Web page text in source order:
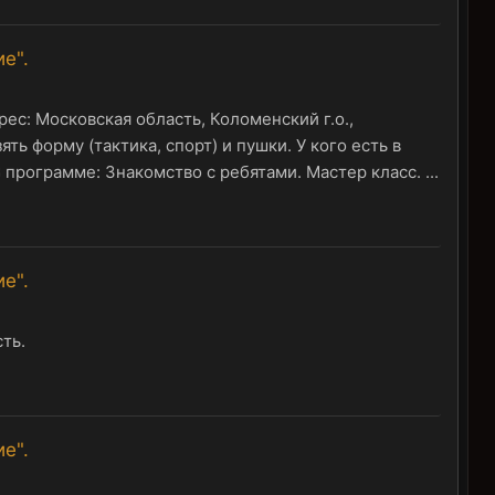
Московская область, Коломенский г.о.,
форму (тактика, спорт) и пушки. У кого есть в
Знакомство с ребятами. Мастер класс. ...